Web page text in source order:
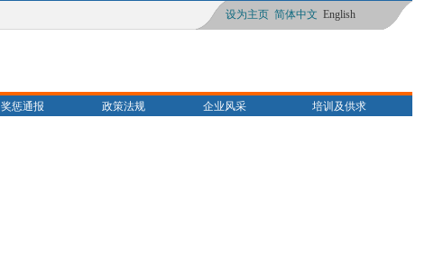
设为主页 简体中文 English
奖惩通报 政策法规 企业风采 培训及供求